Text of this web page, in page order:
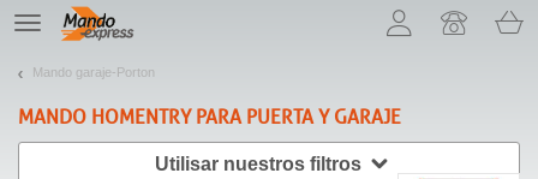
TE
navigation
Mando garaje-Porton
MANDO HOMENTRYPARA PUERTA Y GARAJE
Utilisar nuestros filtros
¡Permítenos presentarte nuestras cookies!